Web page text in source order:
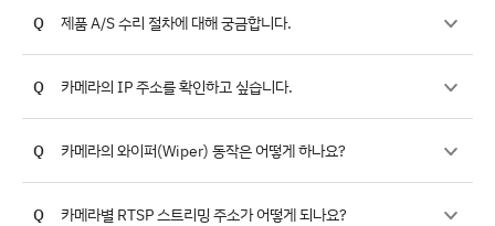
Q 제품 A/S 수리 절차에 대해 궁금합니다.
Q 카메라의 IP 주소를 확인하고 싶습니다.
Q 카메라의 와이퍼(Wiper) 동작은 어떻게 하나요?
Q 카메라별 RTSP 스트리밍 주소가 어떻게 되나요?